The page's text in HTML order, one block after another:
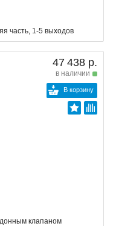
часть, 1-5 выходов
47 438 р.
в наличии
В корзину
клапаном